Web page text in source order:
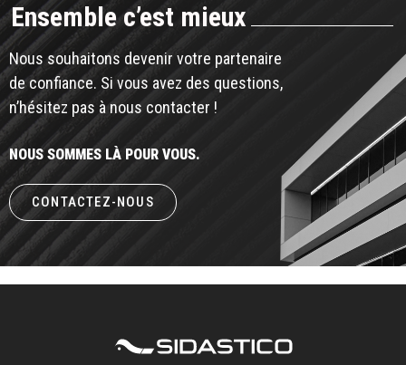
Ensemble c’est mieux
Nous souhaitons devenir votre partenaire
de confiance. Si vous avez des questions,
n’hésitez pas à nous contacter !
NOUS SOMMES LÀ POUR VOUS.
CONTACTEZ-NOUS